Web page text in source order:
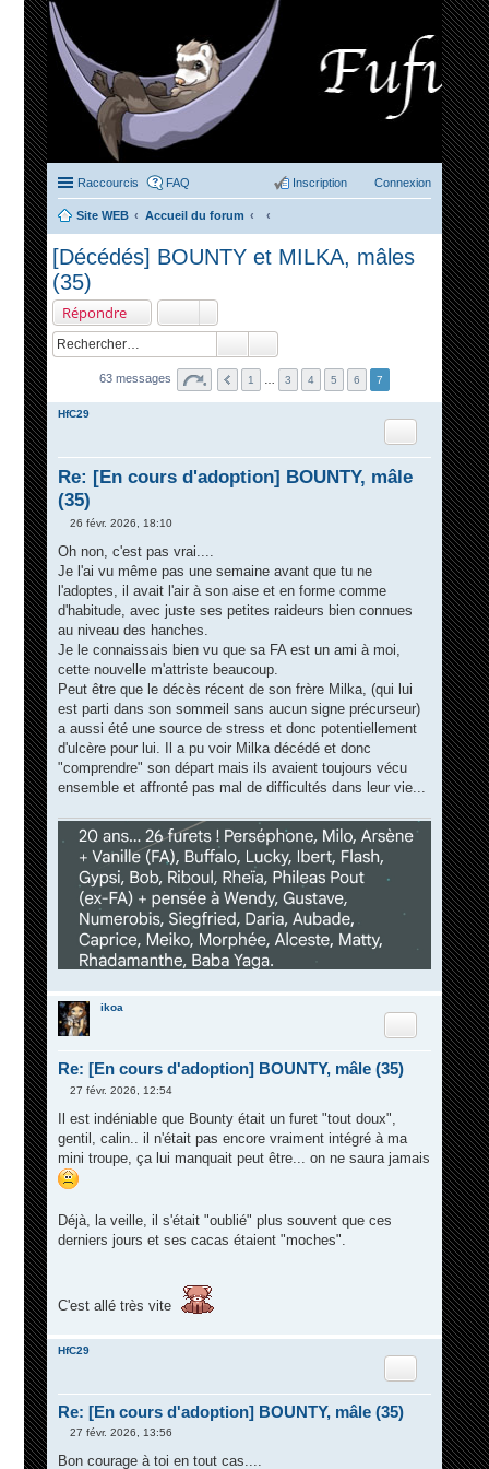
Raccourcis FAQ Connexion
Inscription
Site WEB
Accueil du forum
[Décédés] BOUNTY et MILKA, mâles
(35)
Répondre
63 messages 1 3 4 5 6 7
HfC29
Re: [En cours d'adoption] BOUNTY, mâle
(35)
e
s
s
g
e
26 févr. 2026, 18:10
Oh non, c'est pas vrai....
Je l'ai vu même pas une semaine avant que tu ne
l'adoptes, il avait l'air à son aise et en forme comme
d'habitude, avec juste ses petites raideurs bien connues
au niveau des hanches.
Je le connaissais bien vu que sa FA est un ami à moi,
cette nouvelle m'attriste beaucoup.
Peut être que le décès récent de son frère Milka, (qui lui
est parti dans son sommeil sans aucun signe précurseur)
a aussi été une source de stress et donc potentiellement
d'ulcère pour lui. Il a pu voir Milka décédé et donc
"comprendre" son départ mais ils avaient toujours vécu
ensemble et affronté pas mal de difficultés dans leur vie...
ikoa
Re: [En cours d'adoption] BOUNTY, mâle (35)
s
s
a
g
e
27 févr. 2026, 12:54
Il est indéniable que Bounty était un furet "tout doux",
gentil, calin.. il n'était pas encore vraiment intégré à ma
mini troupe, ça lui manquait peut être... on ne saura jamais
Déjà, la veille, il s'était "oublié" plus souvent que ces
derniers jours et ses cacas étaient "moches".
C'est allé très vite
HfC29
Re: [En cours d'adoption] BOUNTY, mâle (35)
e
27 févr. 2026, 13:56
Bon courage à toi en tout cas....